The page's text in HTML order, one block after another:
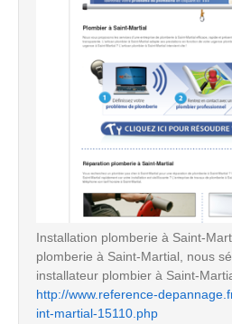
Installation plomberie à Saint-
plomberie à Saint-Martial, nous
installateur plombier à Saint-
http://www.reference-
int-martial-15110.php